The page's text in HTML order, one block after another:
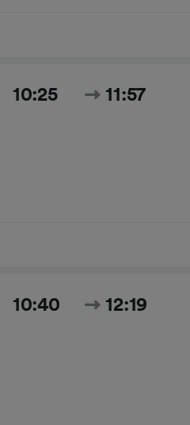
10:25 11:57
10:40 12:19